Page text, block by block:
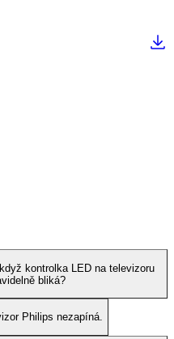
kontrolka LED na televizoru
bliká?
Philips nezapíná.